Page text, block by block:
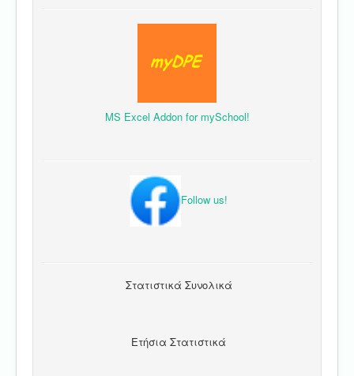
MS Excel Addon for mySchool!
Follow us!
Στατιστικά Συνολικά
Ετήσια Στατιστικά